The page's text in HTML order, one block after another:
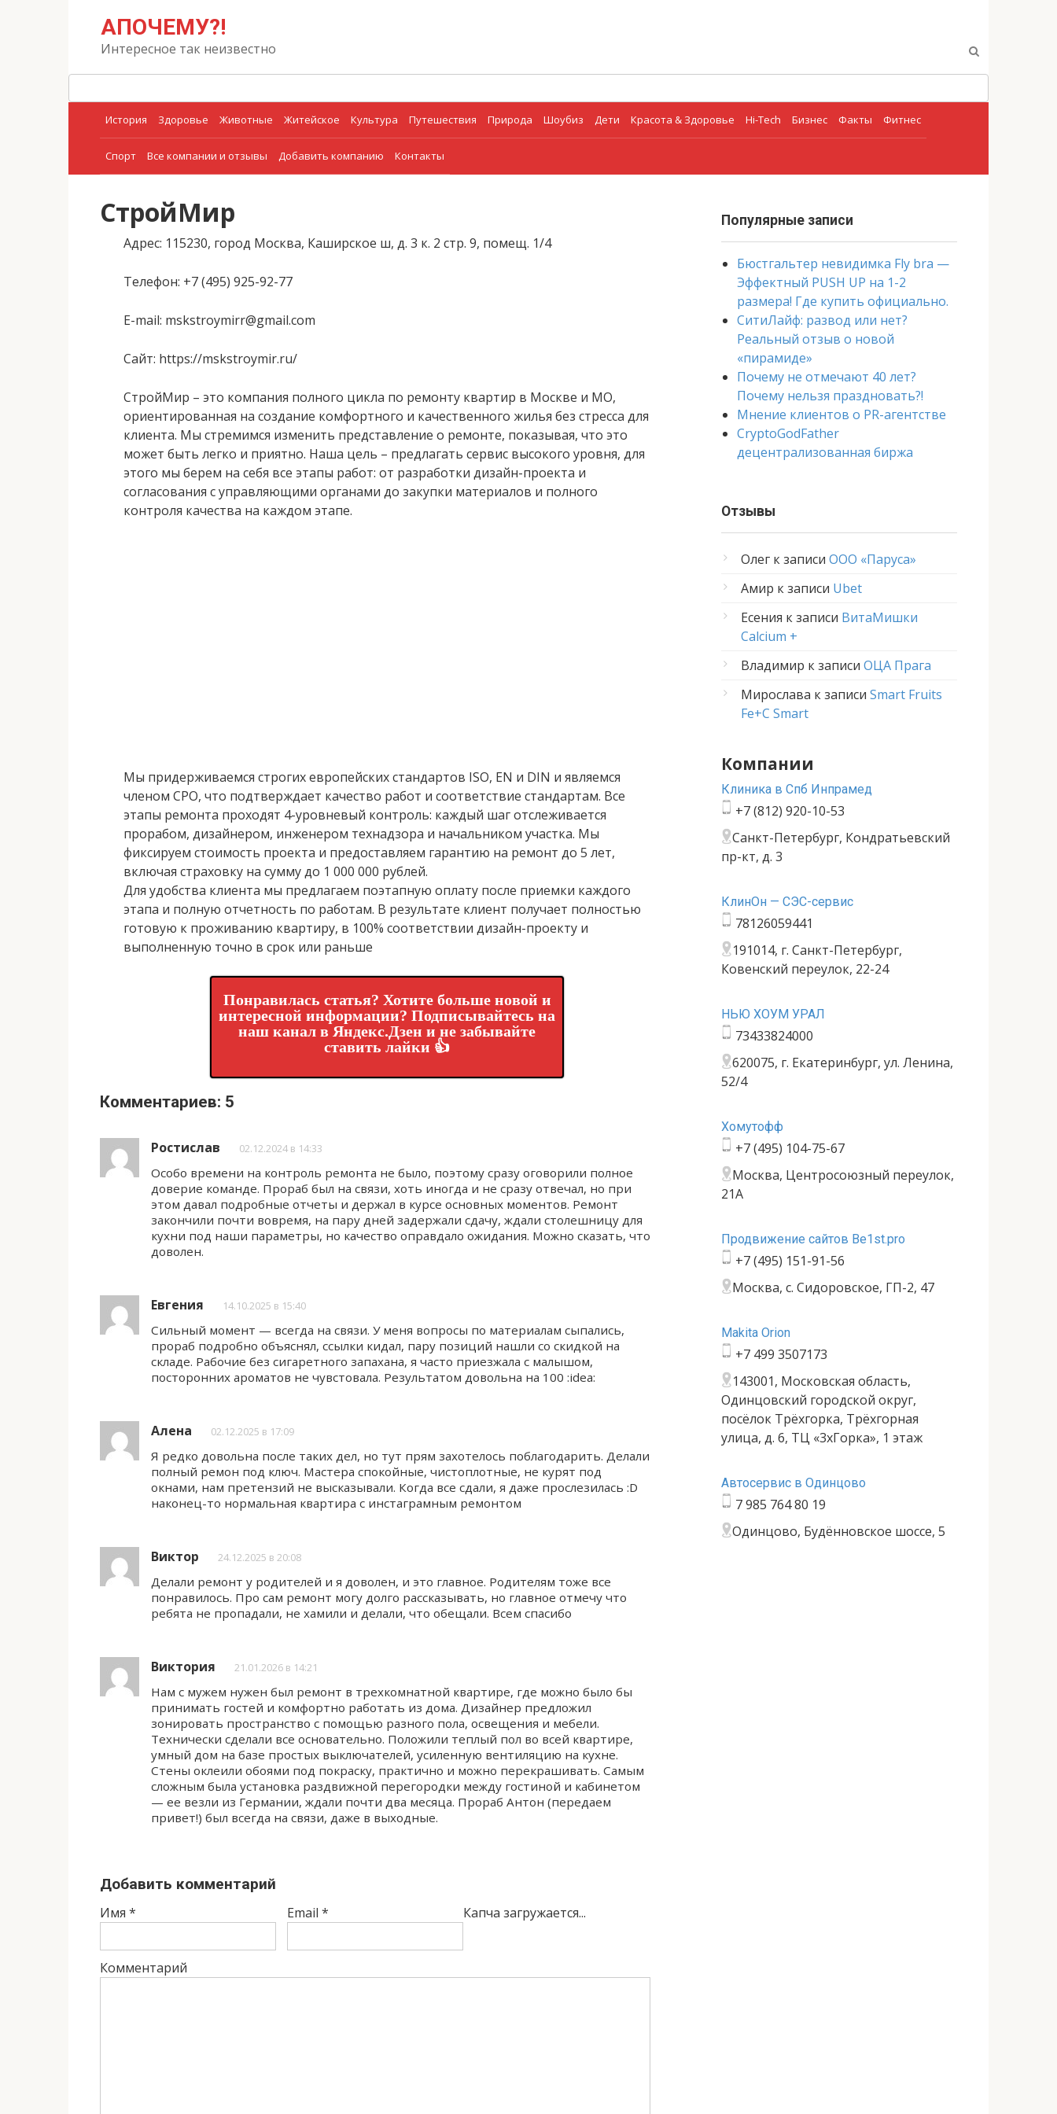
АПОЧЕМУ?!
Интересное так неизвестно
История Здоровье Животные Житейское Культура Путешествия Природа Шоубиз Дети Красота & Здоровье Hi-Tech Бизнес Факты Фитнес
Спорт Все компании и отзывы Добавить компанию Контакты
СтройМир
Адрес: 115230, город Москва, Каширское ш, д. 3 к. 2 стр. 9, помещ. 1/4
Телефон: +7 (495) 925-92-77
E-mail: mskstroymirr@gmail.com
Сайт: https://mskstroymir.ru/
СтройМир – это компания полного цикла по ремонту квартир в Москве и МО,
ориентированная на создание комфортного и качественного жилья без стресса для
клиента. Мы стремимся изменить представление о ремонте, показывая, что это
может быть легко и приятно. Наша цель – предлагать сервис высокого уровня, для
этого мы берем на себя все этапы работ: от разработки дизайн-проекта и
согласования с управляющими органами до закупки материалов и полного
контроля качества на каждом этапе.
Мы придерживаемся строгих европейских стандартов ISO, EN и DIN и являемся
членом СРО, что подтверждает качество работ и соответствие стандартам. Все
этапы ремонта проходят 4-уровневый контроль: каждый шаг отслеживается
прорабом, дизайнером, инженером технадзора и начальником участка. Мы
фиксируем стоимость проекта и предоставляем гарантию на ремонт до 5 лет,
включая страховку на сумму до 1 000 000 рублей.
Для удобства клиента мы предлагаем поэтапную оплату после приемки каждого
этапа и полную отчетность по работам. В результате клиент получает полностью
готовую к проживанию квартиру, в 100% соответствии дизайн-проекту и
выполненную точно в срок или раньше
Понравилась статья? Хотите больше новой и
интересной информации? Подписывайтесь на
наш канал в Яндекс.Дзен и не забывайте
ставить лайки 👍
Комментариев: 5
Ростислав 02.12.2024 в 14:33
Особо времени на контроль ремонта не было, поэтому сразу оговорили полное
доверие команде. Прораб был на связи, хоть иногда и не сразу отвечал, но при
этом давал подробные отчеты и держал в курсе основных моментов. Ремонт
закончили почти вовремя, на пару дней задержали сдачу, ждали столешницу для
кухни под наши параметры, но качество оправдало ожидания. Можно сказать, что
доволен.
Евгения 14.10.2025 в 15:40
Сильный момент — всегда на связи. У меня вопросы по материалам сыпались,
прораб подробно объяснял, ссылки кидал, пару позиций нашли со скидкой на
складе. Рабочие без сигаретного запахана, я часто приезжала с малышом,
посторонних ароматов не чувстовала. Результатом довольна на 100 :idea:
Алена 02.12.2025 в 17:09
Я редко довольна после таких дел, но тут прям захотелось поблагодарить. Делали
полный ремон под ключ. Мастера спокойные, чистоплотные, не курят под
окнами, нам претензий не высказывали. Когда все сдали, я даже прослезилась :D
наконец-то нормальная квартира с инстаграмным ремонтом
Виктор 24.12.2025 в 20:08
Делали ремонт у родителей и я доволен, и это главное. Родителям тоже все
понравилось. Про сам ремонт могу долго рассказывать, но главное отмечу что
ребята не пропадали, не хамили и делали, что обещали. Всем спасибо
Виктория 21.01.2026 в 14:21
Нам с мужем нужен был ремонт в трехкомнатной квартире, где можно было бы
принимать гостей и комфортно работать из дома. Дизайнер предложил
зонировать пространство с помощью разного пола, освещения и мебели.
Технически сделали все основательно. Положили теплый пол во всей квартире,
умный дом на базе простых выключателей, усиленную вентиляцию на кухне.
Стены оклеили обоями под покраску, практично и можно перекрашивать. Самым
сложным была установка раздвижной перегородки между гостиной и кабинетом
— ее везли из Германии, ждали почти два месяца. Прораб Антон (передаем
привет!) был всегда на связи, даже в выходные.
Добавить комментарий
Имя * Email * Капча загружается...
Комментарий
Популярные записи
Бюстгальтер невидимка Fly bra —
Эффектный PUSH UP на 1-2
размера! Где купить официально.
СитиЛайф: развод или нет?
Реальный отзыв о новой
«пирамиде»
Почему не отмечают 40 лет?
Почему нельзя праздновать?!
Мнение клиентов о PR-агентстве
CryptoGodFather
децентрализованная биржа
Отзывы
Олег к записи ООО «Паруса»
Амир к записи Ubet
Есения к записи ВитаМишки
Calcium +
Владимир к записи ОЦА Прага
Мирослава к записи Smart Fruits
Fe+C Smart
Компании
Клиника в Спб Инпрамед
+7 (812) 920-10-53
Санкт-Петербург, Кондратьевский
пр-кт, д. 3
КлинОн — СЭС-сервис
78126059441
191014, г. Санкт-Петербург,
Ковенский переулок, 22-24
НЬЮ ХОУМ УРАЛ
73433824000
620075, г. Екатеринбург, ул. Ленина,
52/4
Хомутофф
+7 (495) 104-75-67
Москва, Центросоюзный переулок,
21А
Продвижение сайтов Be1st.pro
+7 (495) 151-91-56
Москва, с. Сидоровское, ГП-2, 47
Makita Orion
+7 499 3507173
143001, Московская область,
Одинцовский городской округ,
посёлок Трёхгорка, Трёхгорная
улица, д. 6, ТЦ «3хГорка», 1 этаж
Автосервис в Одинцово
7 985 764 80 19
Одинцово, Будённовское шоссе, 5